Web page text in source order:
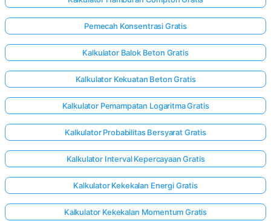
Pemecah Konsentrasi Gratis
Kalkulator Balok Beton Gratis
Kalkulator Kekuatan Beton Gratis
Kalkulator Pemampatan Logaritma Gratis
Kalkulator Probabilitas Bersyarat Gratis
Kalkulator Interval Kepercayaan Gratis
Kalkulator Kekekalan Energi Gratis
Kalkulator Kekekalan Momentum Gratis